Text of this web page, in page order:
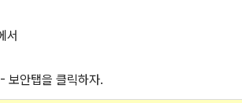
서
보안탭을 클릭하자.